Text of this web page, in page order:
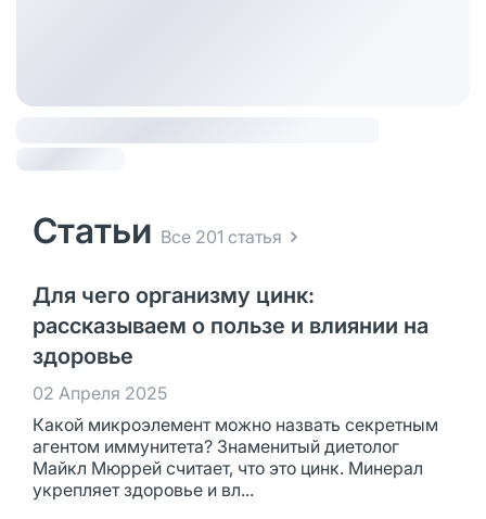
Статьи Все 201 статья
Для чего организму цинк:
рассказываем о пользе и влиянии на
здоровье
02 Апреля 2025
Какой микроэлемент можно назвать секретным
агентом иммунитета? Знаменитый диетолог
Майкл Мюррей считает, что это цинк. Минерал
укрепляет здоровье и вл...